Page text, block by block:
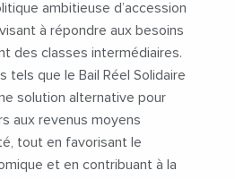
ambitieuse d’accession
à répondre aux besoins
des classes intermédiaires.
tels que le Bail Réel Solidaire
solution alternative pour
aux revenus moyens
tout en favorisant le
et en contribuant à la